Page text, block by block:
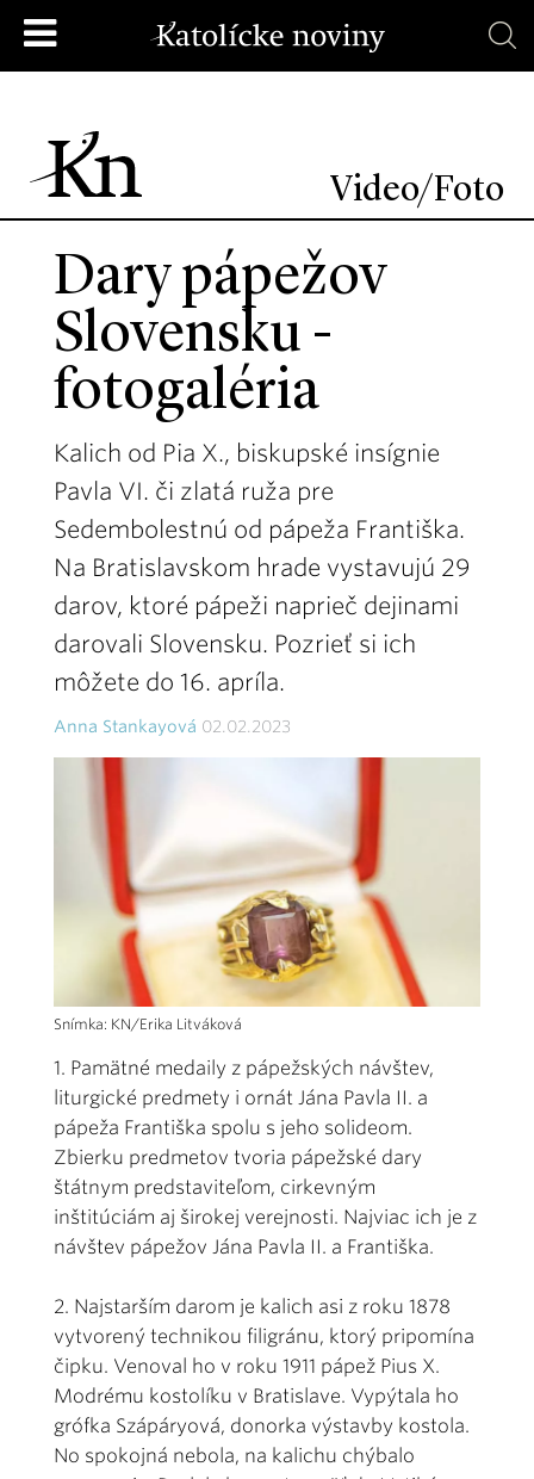
Video/Foto
Dary pápežov
Slovensku -
fotogaléria
Kalich od Pia X., biskupské insígnie
Pavla VI. či zlatá ruža pre
Sedembolestnú od pápeža Františka.
Na Bratislavskom hrade vystavujú 29
darov, ktoré pápeži naprieč dejinami
darovali Slovensku. Pozrieť si ich
môžete do 16. apríla.
Anna Stankayová 02.02.2023
Snímka: KN/Erika Litváková
1. Pamätné medaily z pápežských návštev,
liturgické predmety i ornát Jána Pavla II. a
pápeža Františka spolu s jeho solideom.
Zbierku predmetov tvoria pápežské dary
štátnym predstaviteľom, cirkevným
inštitúciám aj širokej verejnosti. Najviac ich je z
návštev pápežov Jána Pavla II. a Františka.
2. Najstarším darom je kalich asi z roku 1878
vytvorený technikou filigránu, ktorý pripomína
čipku. Venoval ho v roku 1911 pápež Pius X.
Modrému kostolíku v Bratislave. Vypýtala ho
grófka Szápáryová, donorka výstavby kostola.
No spokojná nebola, na kalichu chýbalo